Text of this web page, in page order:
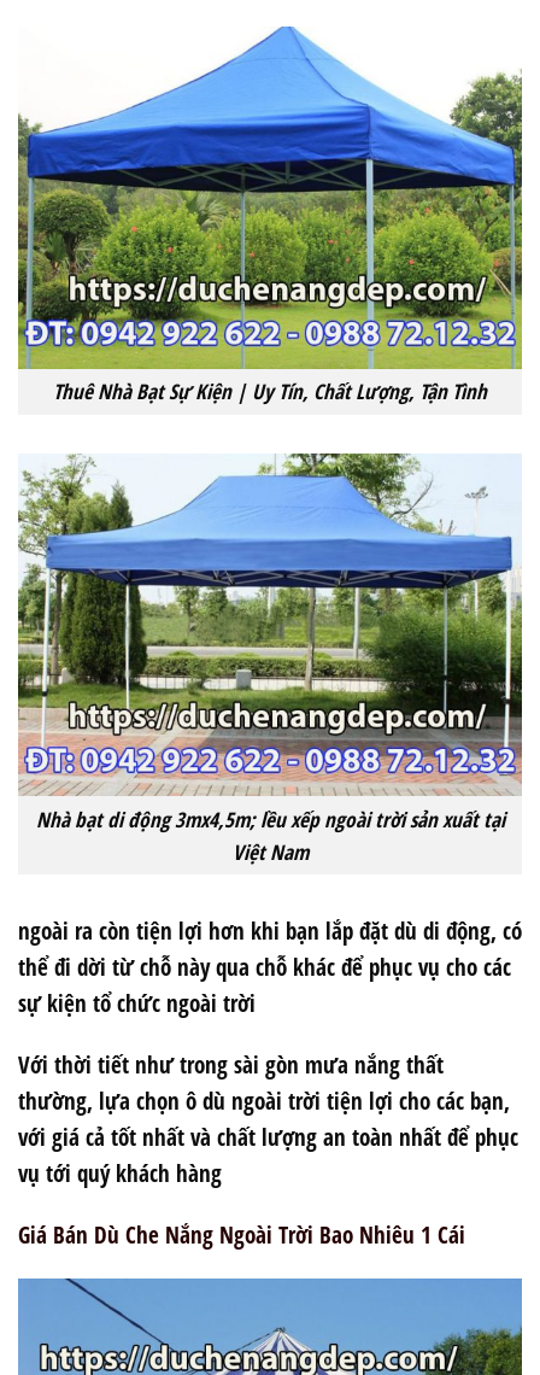
Thuê Nhà Bạt Sự Kiện | Uy Tín, Chất Lượng, Tận Tình‎
Nhà bạt di động 3mx4,5m; lều xếp ngoài trời sản xuất tại
Việt Nam
ngoài ra còn tiện lợi hơn khi bạn lắp đặt dù di động, có
thể đi dời từ chỗ này qua chỗ khác để phục vụ cho các
sự kiện tổ chức ngoài trời
Với thời tiết như trong sài gòn mưa nắng thất
thường, lựa chọn ô dù ngoài trời tiện lợi cho các bạn,
với giá cả tốt nhất và chất lượng an toàn nhất để phục
vụ tới quý khách hàng
Giá Bán Dù Che Nắng Ngoài Trời Bao Nhiêu 1 Cái